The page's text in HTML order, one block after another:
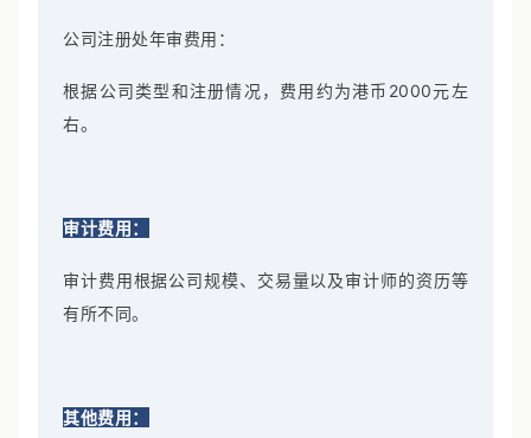
公司注册处年审费用：
根据公司类型和注册情况，费用约为港币2000元左
右。
审计费用：
审计费用根据公司规模、交易量以及审计师的资历等
有所不同。
其他费用：